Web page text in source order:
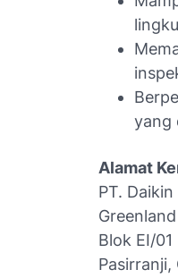
yang
Alamat
PT.
Blok EI/